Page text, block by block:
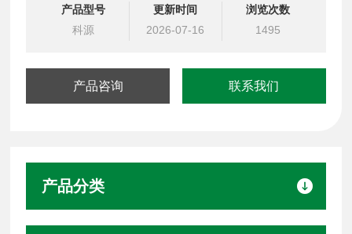
度*，操作方便，性能可靠，与国内同类产品相比，具有体
积小，重量轻，外型美观大方，消毒*，能有效防止空气污
产品型号
科源
更新时间
2026-07-16
浏览次数
1495
产品咨询 联系我们
产品分类